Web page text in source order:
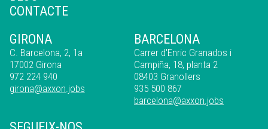
CONTACTE
GIRONA
C. Barcelona, 2, 1a
17002 Girona
972 224 940
girona@axxon.jobs
BARCELONA
Carrer d'Enric Granados i
Campiña, 18, planta 2
08403 Granollers
935 500 867
barcelona@axxon.jobs